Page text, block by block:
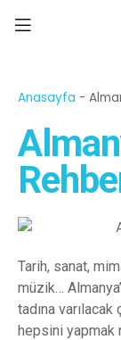
Anasayfa -
Tarih, sanat,
müzik…
tadına
hepsini yapmak